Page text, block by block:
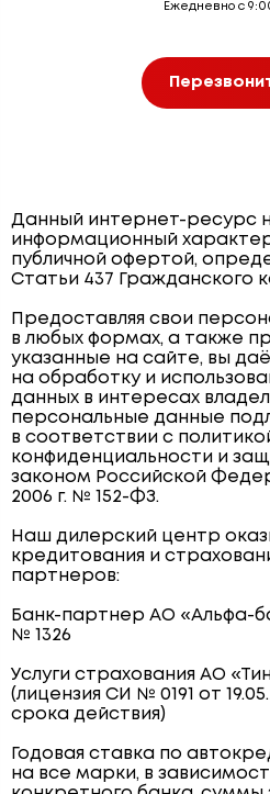
Ежедневно с
Данный интернет-ресурс
информационный характер
публичной офертой,
Статьи 437 Гражданского
Предоставляя свои
в любых формах, а также
указанные на сайте, вы
на обработку и
данных в интересах
персональные данные
в соответствии с
конфиденциальности и
законом Российской
2006 г. № 152-ФЗ.
Наш дилерский центр
кредитования и
партнеров:
Банк-партнер АО «Альфа-
№ 1326
Услуги страхования АО
(лицензия СИ № 0191 от
срока действия)
Годовая ставка по
на все марки, в